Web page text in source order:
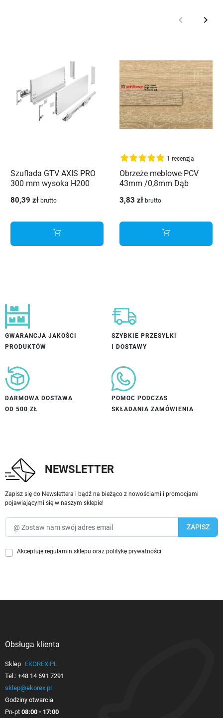
Poprzedni
keyboard_arrow_left keyboard_arrow_right
Szuflada GTV AXIS PRO
300 mm wysoka H200
KPL300D1
80,39 zł brutto
1 recenzja
Obrzeże meblowe PCV
43mm /0,8mm Dąb
Schilsner
3,83 zł brutto
GWARANCJA JAKOŚCI
PRODUKTÓW
SZYBKIE PRZESYŁKI
I DOSTAWY
DARMOWA DOSTAWA
OD 500 ZŁ
POMOC PODCZAS
SKŁADANIA ZAMÓWIENIA
NEWSLETTER
Zapisz się do Newslettera i bądź na bieżąco z nowościami i promocjami
pojawiającymi się w naszym sklepie!
Akceptuję regulamin sklepu oraz politykę prywatności.
Obsługa klienta
Sklep EKOREX.PL
Tel.: +48 14 691 7291
sklep@ekorex.pl
Godziny otwarcia
Pn-pt 08:00 - 17:00